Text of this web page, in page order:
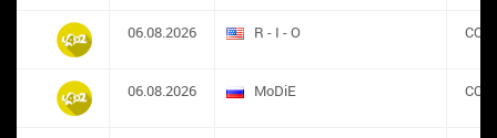
06.08.2026 R - I - O
06.08.2026 MoDiE